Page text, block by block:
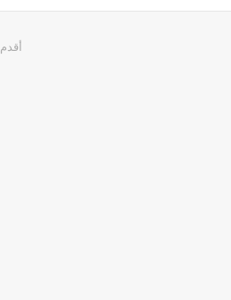
أقدم